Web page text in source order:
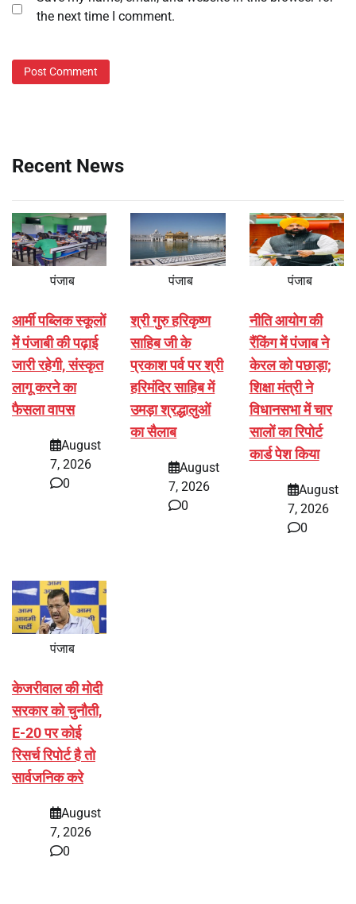
the next time I comment.
Recent News
पंजाब
आर्मी पब्लिक स्कूलों
में पंजाबी की पढ़ाई
जारी रहेगी, संस्कृत
लागू करने का
फैसला वापस
August
7, 2026
0
पंजाब
श्री गुरु हरिकृष्ण
साहिब जी के
प्रकाश पर्व पर श्री
हरिमंदिर साहिब में
उमड़ा श्रद्धालुओं
का सैलाब
August
7, 2026
0
पंजाब
नीति आयोग की
रैंकिंग में पंजाब ने
केरल को पछाड़ा;
शिक्षा मंत्री ने
विधानसभा में चार
सालों का रिपोर्ट
कार्ड पेश किया
August
7, 2026
0
पंजाब
केजरीवाल की मोदी
सरकार को चुनौती,
E-20 पर कोई
रिसर्च रिपोर्ट है तो
सार्वजनिक करे
August
7, 2026
0